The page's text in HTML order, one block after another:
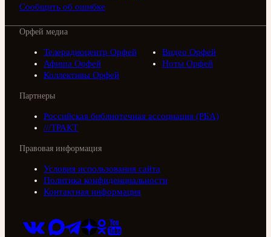
Сообщить об ошибке
Орфей медиа
Телерадиоцентр Орфей
Видео Орфей
Афиша Орфей
Ноты Орфей
Коллективы Орфей
Партнеры
Российская библиотечная ассоциация (РБА)
///ТРАКТ
Правовая информация
Условия использования сайта
Политика конфиденциальности
Контактная информация